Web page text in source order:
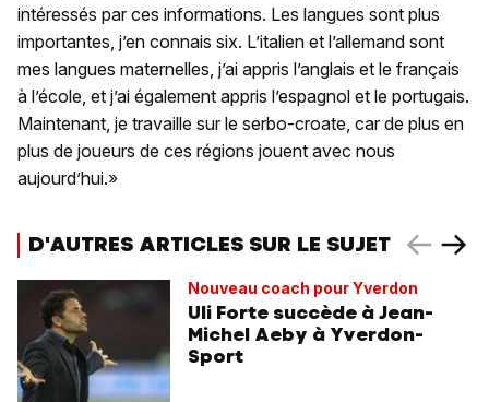
intéressés par ces informations. Les langues sont plus
importantes, j’en connais six. L’italien et l’allemand sont
mes langues maternelles, j’ai appris l’anglais et le français
à l’école, et j’ai également appris l’espagnol et le portugais.
Maintenant, je travaille sur le serbo-croate, car de plus en
plus de joueurs de ces régions jouent avec nous
aujourd’hui.»
D'AUTRES ARTICLES SUR LE SUJET
Nouveau coach pour Yverdon
Uli Forte succède à Jean-
Michel Aeby à Yverdon-
Sport